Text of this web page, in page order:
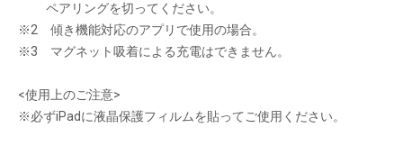
ペアリングを切ってください。
※2 傾き機能対応のアプリで使用の場合。
※3 マグネット吸着による充電はできません。
<使用上のご注意>
※必ずiPadに液晶保護フィルムを貼ってご使用ください。